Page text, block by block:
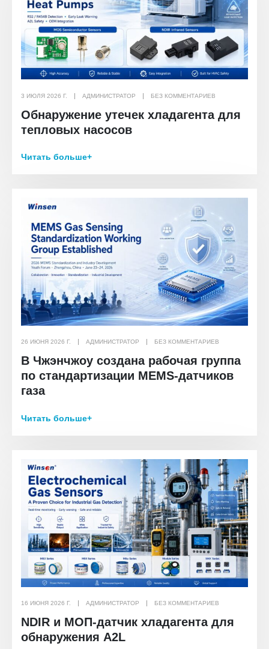
3 ИЮЛЯ 2026 Г. АДМИНИСТРАТОР БЕЗ КОММЕНТАРИЕВ
Обнаружение утечек хладагента для
тепловых насосов
Читать больше+
26 ИЮНЯ 2026 Г. АДМИНИСТРАТОР БЕЗ КОММЕНТАРИЕВ
В Чжэнчжоу создана рабочая группа
по стандартизации MEMS-датчиков
газа
Читать больше+
16 ИЮНЯ 2026 Г. АДМИНИСТРАТОР БЕЗ КОММЕНТАРИЕВ
NDIR и МОП-датчик хладагента для
обнаружения A2L